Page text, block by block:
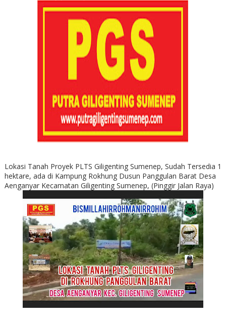
Lokasi Tanah Proyek PLTS Giligenting Sumenep, Sudah Tersedia 1
hektare, ada di Kampung Rokhung Dusun Panggulan Barat Desa
Aenganyar Kecamatan Giligenting Sumenep, (Pinggir Jalan Raya)